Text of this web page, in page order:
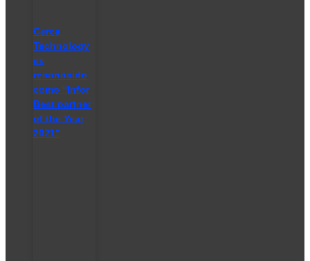
Cerca
Technology
es
reconocido
como “Infor
Best partner
of the Year
2021″